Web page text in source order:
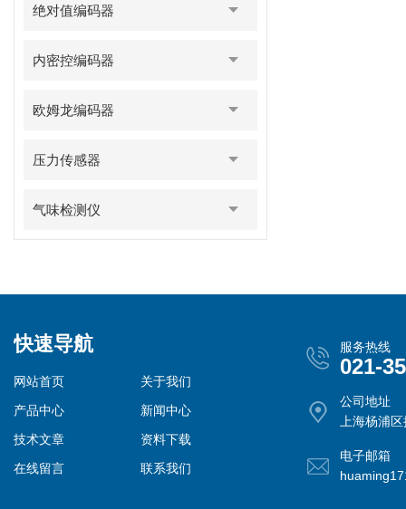
绝对值编码器
内密控编码器
欧姆龙编码器
压力传感器
气味检测仪
快速导航
网站首页
关于我们
产品中心
新闻中心
技术文章
资料下载
在线留言
联系我们
服务热线
021-
公司地址
上海杨浦
电子邮箱